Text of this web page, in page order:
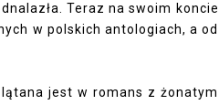
Teraz na swoim koncie
w polskich antologiach, a od
jest w romans z żonatym